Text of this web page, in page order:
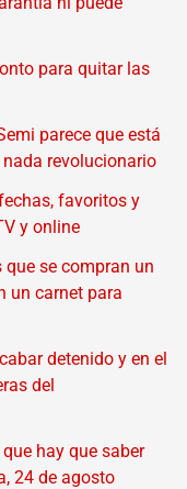
para quitar las
parece que está
revolucionario
favoritos y
y online
se compran un
un carnet para
detenido y en el
del
hay que saber
24 de agosto